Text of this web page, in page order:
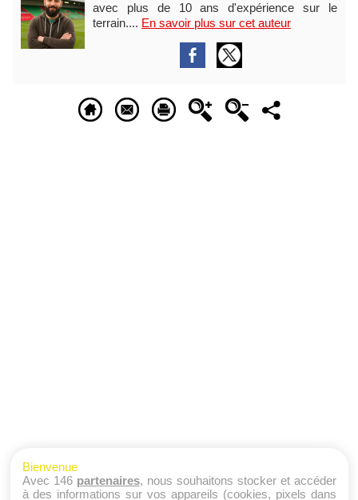
avec plus de 10 ans d'expérience sur le
terrain.... En savoir plus sur cet auteur
Bienvenue
Avec 146 partenaires, nous souhaitons stocker et accéder
à des informations sur vos appareils (cookies, pixels dans